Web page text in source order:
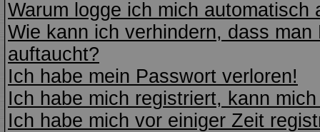
Warum logge ich mich automatisch
Wie kann ich verhindern, dass
auftaucht?
Ich habe mein Passwort verloren!
Ich habe mich registriert, kann
Ich habe mich vor einiger Zeit